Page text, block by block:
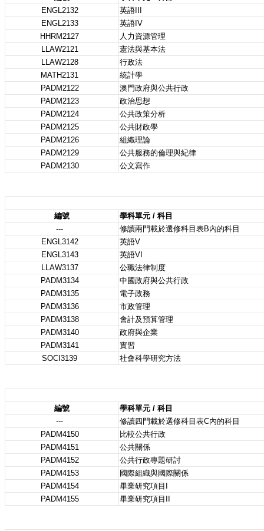
ENGL2132
英語III
ENGL2133
英語IV
HHRM2127
人力資源管理
LLAW2121
憲法與基本法
LLAW2128
行政法
MATH2131
統計學
PADM2122
澳門政府與公共行政
PADM2123
政治思想
PADM2124
公共政策分析
PADM2125
公共財政學
PADM2126
組織理論
PADM2129
公共服務的倫理與紀律
PADM2130
公文寫作
編號
學科單元 / 科目
---
修讀兩門載於選修科目表B內的科目
ENGL3142
英語V
ENGL3143
英語VI
LLAW3137
公職法律制度
PADM3134
中國政府與公共行政
PADM3135
電子政務
PADM3136
市政管理
PADM3138
會計及預算管理
PADM3140
政府與企業
PADM3141
實習
SOCI3139
社會科學研究方法
編號
學科單元 / 科目
---
修讀四門載於選修科目表C內的科目
PADM4150
比較公共行政
PADM4151
公共關係
PADM4152
公共行政專題研討
PADM4153
國際組織與國際關係
PADM4154
畢業研究項目I
PADM4155
畢業研究項目II